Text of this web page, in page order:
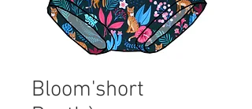
Bloom'short